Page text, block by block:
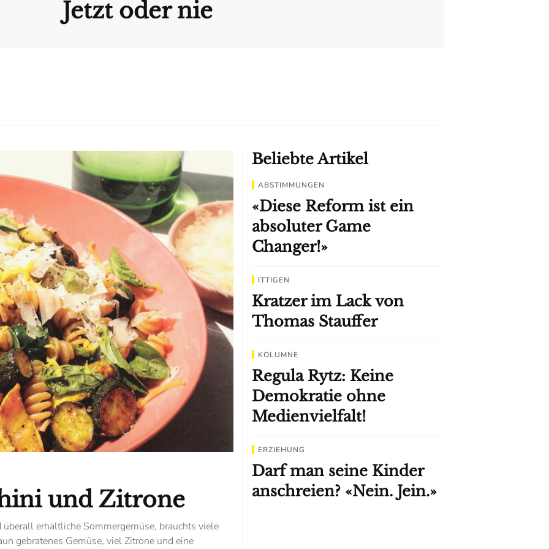
Jetzt oder nie
und Zitrone
erhältliche Sommergemüse, brauchts viele
gebratenes Gemüse, viel Zitrone und eine
Beliebte Artikel
ABSTIMMUNGEN
«Diese Reform ist ein
absoluter Game
Changer!»
ITTIGEN
Kratzer im Lack von
Thomas Stauffer
KOLUMNE
Regula Rytz: Keine
Demokratie ohne
Medienvielfalt!
ERZIEHUNG
Darf man seine Kinder
anschreien? «Nein. Jein.»